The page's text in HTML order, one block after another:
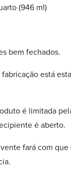
(946 ml)
bem fechados.
está
é limitada
é aberto.
fará com